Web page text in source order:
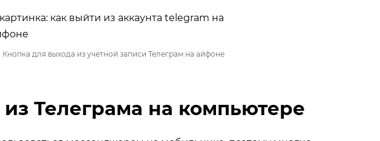
Кнопка для выхода из учетной записи Телеграм на айфоне
Телеграма на компьютере